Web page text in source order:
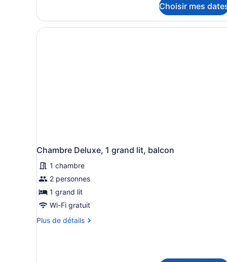
Room
19:
Queen
First
Floor
Room
19:
Queen
Choisir mes
Chambre Deluxe, 1 grand lit, balcon
1 chambre
2 personnes
1 grand lit
Wi-Fi gratuit
Plus de détails
Plus